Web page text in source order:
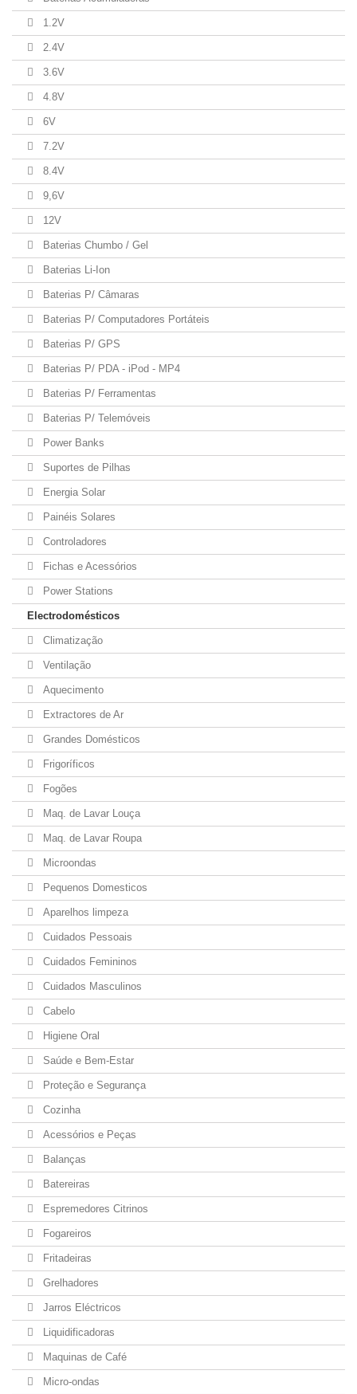
1.2V
2.4V
3.6V
4.8V
6V
7.2V
8.4V
9,6V
12V
Baterias Chumbo / Gel
Baterias Li-Ion
Baterias P/ Câmaras
Baterias P/ Computadores Portáteis
Baterias P/ GPS
Baterias P/ PDA - iPod - MP4
Baterias P/ Ferramentas
Baterias P/ Telemóveis
Power Banks
Suportes de Pilhas
Energia Solar
Painéis Solares
Controladores
Fichas e Acessórios
Power Stations
Electrodomésticos
Climatização
Ventilação
Aquecimento
Extractores de Ar
Grandes Domésticos
Frigoríficos
Fogões
Maq. de Lavar Louça
Maq. de Lavar Roupa
Microondas
Pequenos Domesticos
Aparelhos limpeza
Cuidados Pessoais
Cuidados Femininos
Cuidados Masculinos
Cabelo
Higiene Oral
Saúde e Bem-Estar
Proteção e Segurança
Cozinha
Acessórios e Peças
Balanças
Batereiras
Espremedores Citrinos
Fogareiros
Fritadeiras
Grelhadores
Jarros Eléctricos
Liquidificadoras
Maquinas de Café
Micro-ondas